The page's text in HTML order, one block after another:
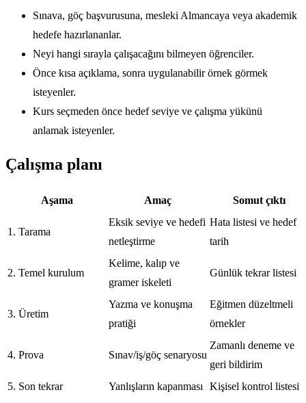
Sınava, göç başvurusuna, mesleki Almancaya veya akademik
hedefe hazırlananlar.
Neyi hangi sırayla çalışacağını bilmeyen öğrenciler.
Önce kısa açıklama, sonra uygulanabilir örnek görmek
isteyenler.
Kurs seçmeden önce hedef seviye ve çalışma yükünü
anlamak isteyenler.
Çalışma planı
Aşama Amaç Somut çıktı
1. Tarama
Eksik seviye ve hedefi
netleştirme
Hata listesi ve hedef
tarih
2. Temel kurulum
Kelime, kalıp ve
gramer iskeleti
Günlük tekrar listesi
3. Üretim
Yazma ve konuşma
pratiği
Eğitmen düzeltmeli
örnekler
4. Prova Sınav/iş/göç senaryosu
Zamanlı deneme ve
geri bildirim
5. Son tekrar
Yanlışların kapanması Kişisel kontrol listesi